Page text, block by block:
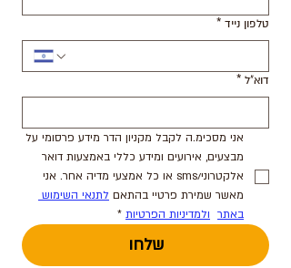
טלפון נייד *
דוא"ל *
מאשר שמירת פרטיי בהתאם
באתר ולמדיניות הפרטיות *
שלחו